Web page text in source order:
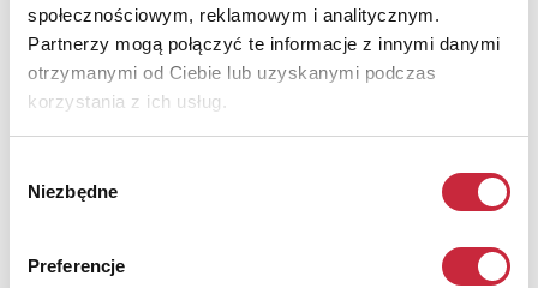
społecznościowym, reklamowym i analitycznym.
Partnerzy mogą połączyć te informacje z innymi danymi
otrzymanymi od Ciebie lub uzyskanymi podczas
korzystania z ich usług.
zgody
Niezbędne
Preferencje